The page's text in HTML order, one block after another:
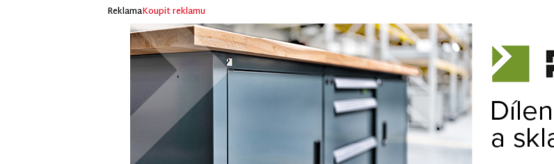
ReklamaKoupit reklamu